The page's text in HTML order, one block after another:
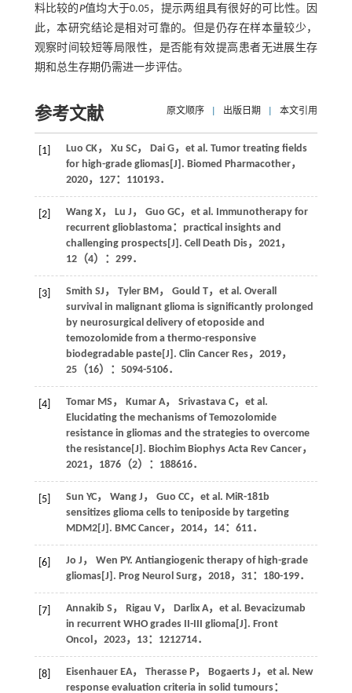
料比较的P值均大于0.05，提示两组具有很好的可比性。因
此，本研究结论是相对可靠的。但是仍存在样本量较少，
观察时间较短等局限性，是否能有效提高患者无进展生存
期和总生存期仍需进一步评估。
参考文献 原文顺序 出版日期 本文引用
[1] Luo CK， Xu SC， Dai G， et al . Tumor treating fields
for high-grade gliomas[J]. Biomed Pharmacother，
2020， 127：110193．
[2] Wang X， Lu J ， Guo GC， et al . Immunotherapy for
recurrent glioblastoma：practical insights and
challenging prospects[J]. Cell Death Dis， 2021，
12（4）：299．
[3] Smith SJ ， Tyler BM ， Gould T， et al . Overall
survival in malignant glioma is significantly prolonged
by neurosurgical delivery of etoposide and
temozolomide from a thermo-responsive
biodegradable paste[J]. Clin Cancer Res， 2019，
25（16）：5094-5106．
[4] Tomar MS ， Kumar A， Srivastava C， et al .
Elucidating the mechanisms of Temozolomide
resistance in gliomas and the strategies to overcome
the resistance[J]. Biochim Biophys Acta Rev Cancer，
2021， 1876（2）：188616．
[5] Sun YC， Wang J ， Guo CC， et al . MiR-181b
sensitizes glioma cells to teniposide by targeting
MDM2[J]. BMC Cancer， 2014， 14：611．
[6] Jo J ， Wen PY. Antiangiogenic therapy of high-grade
gliomas[J]. Prog Neurol Surg， 2018， 31：180-199．
[7] Annakib S ， Rigau V， Darlix A， et al . Bevacizumab
in recurrent WHO grades II-III glioma[J]. Front
Oncol ， 2023， 13：1212714．
[8] Eisenhauer EA， Therasse P， Bogaerts J ， et al . New
response evaluation criteria in solid tumours：